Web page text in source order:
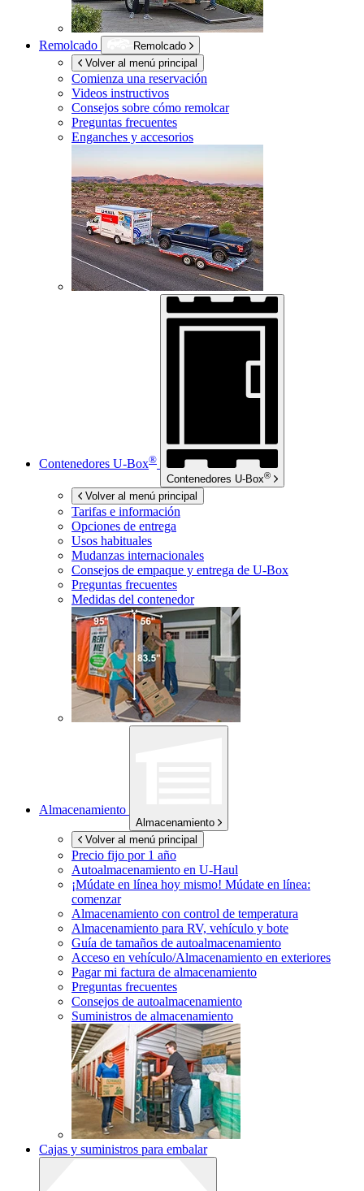
Remolcado
Remolcado
Volver al menú principal
Comienza una reservación
Videos instructivos
Consejos sobre cómo remolcar
Preguntas frecuentes
Enganches y accesorios
Contenedores U-Box®
Contenedores U-Box®
Volver al menú principal
Tarifas e información
Opciones de entrega
Usos habituales
Mudanzas internacionales
Consejos de empaque y entrega de U-Box
Preguntas frecuentes
Medidas del contenedor
Almacenamiento
Almacenamiento
Volver al menú principal
Precio fijo por 1 año
Autoalmacenamiento en U-Haul
¡Múdate en línea hoy mismo! Múdate en línea:
comenzar
Almacenamiento con control de temperatura
Almacenamiento para RV, vehículo y bote
Guía de tamaños de autoalmacenamiento
Acceso en vehículo/Almacenamiento en exteriores
Pagar mi factura de almacenamiento
Preguntas frecuentes
Consejos de autoalmacenamiento
Suministros de almacenamiento
Cajas y suministros para embalar